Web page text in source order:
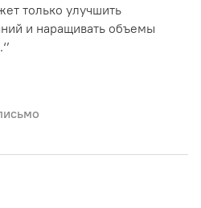
только улучшить
и наращивать объемы